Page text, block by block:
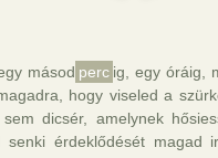
másod perc ig, egy óráig,
hogy viseled a
dicsér, amelynek
érdeklődését magad